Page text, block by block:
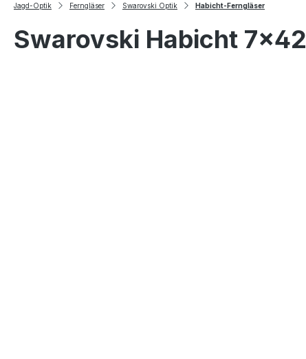
Jagd-Optik Ferngläser Swarovski Optik Habicht-Ferngläser
Swarovski Habicht 7x42